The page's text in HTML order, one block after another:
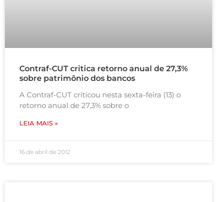
Contraf-CUT critica retorno anual de 27,3%
sobre patrimônio dos bancos
A Contraf-CUT criticou nesta sexta-feira (13) o
retorno anual de 27,3% sobre o
LEIA MAIS »
16 de abril de 2012